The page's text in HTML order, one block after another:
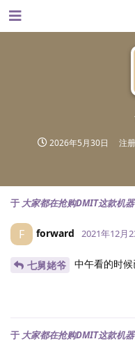
2026年5月30日 注
于 大家都在抢购DMIT这款机
F forward 2021年12月
七舅姥爷 中午看的时
于 大家都在抢购DMIT这款机